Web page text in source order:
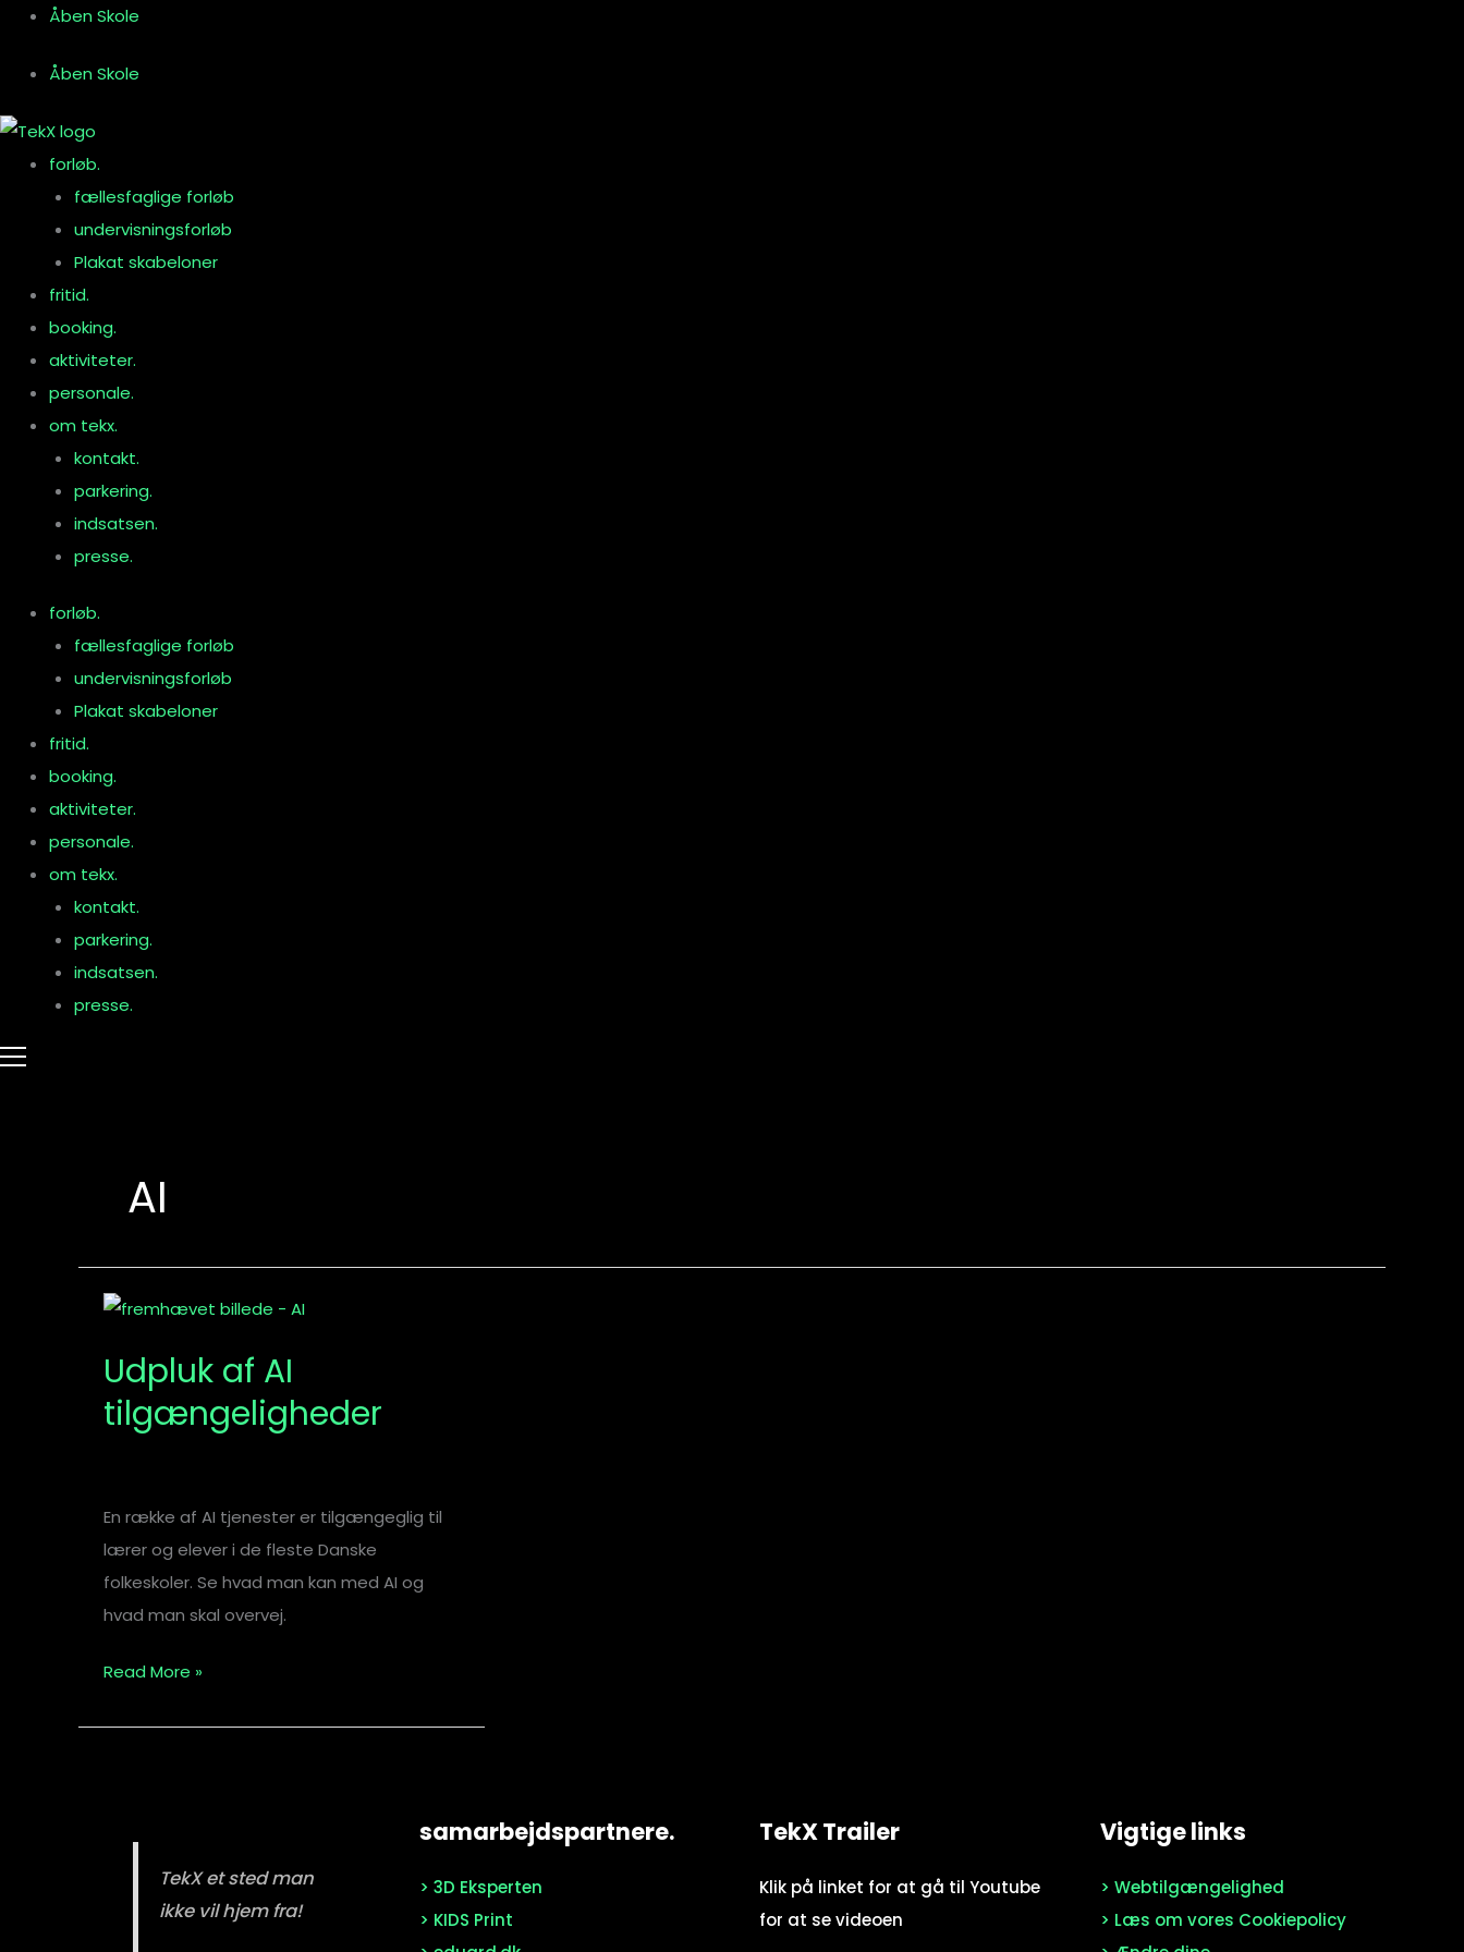
indholdet
Åben Skole
Åben Skole
forløb.
fællesfaglige forløb
undervisningsforløb
Plakat skabeloner
fritid.
booking.
aktiviteter.
personale.
om tekx.
kontakt.
parkering.
indsatsen.
presse.
forløb.
fællesfaglige forløb
undervisningsforløb
Plakat skabeloner
fritid.
booking.
aktiviteter.
personale.
om tekx.
kontakt.
parkering.
indsatsen.
presse.
AI
Udpluk af AI
tilgængeligheder
En række af AI tjenester er tilgængeglig til
lærer og elever i de fleste Danske
folkeskoler. Se hvad man kan med AI og
hvad man skal overvej.
Udpluk
AI
tilgængeligheder
Read More »
TekX et sted man
ikke vil hjem fra!
samarbejdspartnere.
> 3D Eksperten
> KIDS Print
TekX Trailer
Klik på linket for at gå til Youtube
for at se videoen
Vigtige links
> Webtilgængelighed
> Læs om vores Cookiepolicy